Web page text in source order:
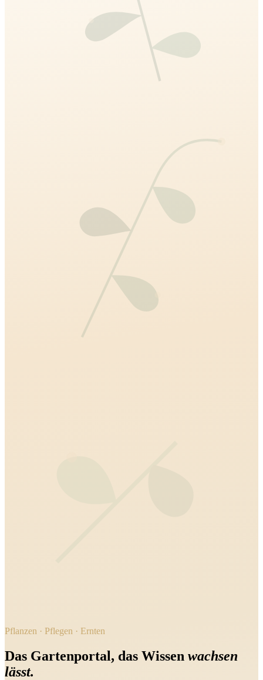
Pflanzen · Pflegen · Ernten
Das Gartenportal, das Wissen wachsen
lässt.